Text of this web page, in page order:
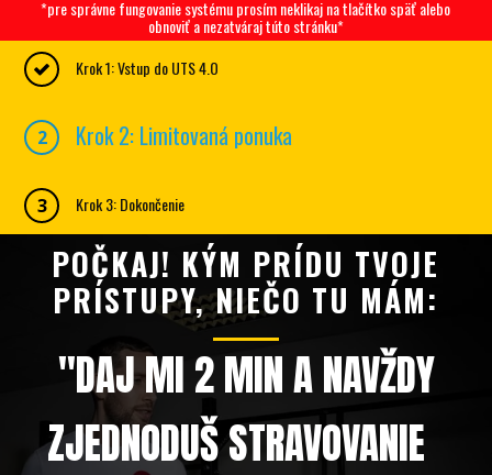
*pre správne fungovanie systému prosím neklikaj na tlačítko späť alebo
obnoviť a nezatváraj túto stránku*
Krok 1: Vstup do UTS 4.O
2 Krok 2: Limitovaná ponuka
3 Krok 3: Dokončenie
POČKAJ! KÝM PRÍDU TVOJE
PRÍSTUPY, NIEČO TU MÁM:
"DAJ MI 2 MIN A NAVŽDY
ZJEDNODUŠ STRAVOVANIE